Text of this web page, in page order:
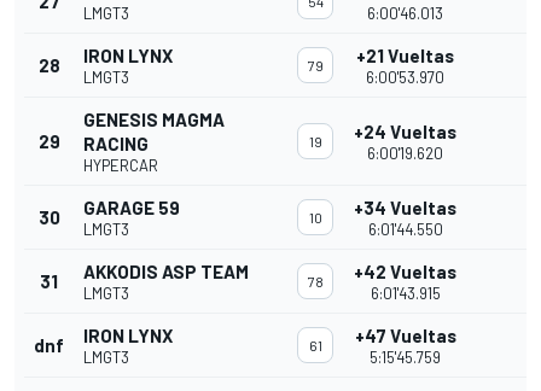
LMGT3 6:00'46.013
28 IRON LYNX
LMGT3
79 +21 Vueltas
6:00'53.970
29
GENESIS MAGMA
RACING
HYPERCAR
19 +24 Vueltas
6:00'19.620
30 GARAGE 59
LMGT3
10 +34 Vueltas
6:01'44.550
31 AKKODIS ASP TEAM
LMGT3
78 +42 Vueltas
6:01'43.915
dnf IRON LYNX
LMGT3
61 +47 Vueltas
5:15'45.759